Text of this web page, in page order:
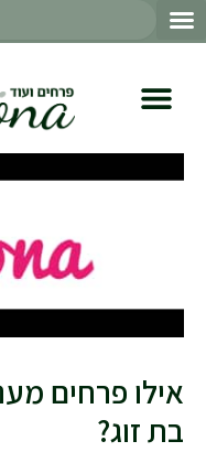
דילוג
לתוכן
אילו פרחים
בת זוג?